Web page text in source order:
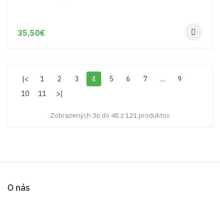
35,50€
|< 1 2 3 4 5 6 7 …
9
10
11 >|
Zobrazených 36 do 48 z 121 produktov
O nás